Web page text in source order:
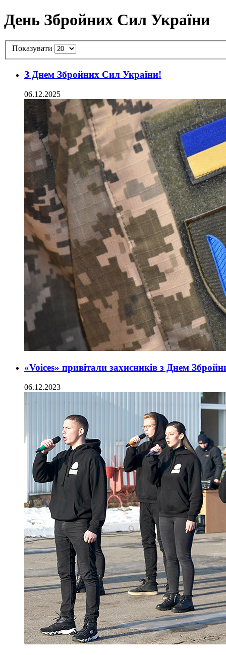
День Збройних Сил України
Показувати
З Днем Збройних Сил України!
06.12.2025
«Voices» привітали захисників з Днем
06.12.2023